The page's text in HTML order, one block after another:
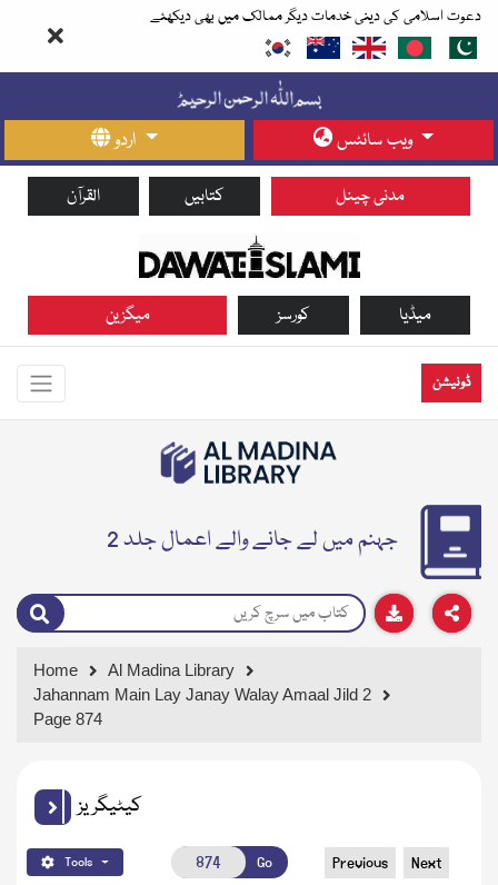
دعوت اسلامی کی دینی خدمات دیگر ممالک میں بھی دیکھئے
اردو ویب سائٹس
القرآن کتابیں مدنی چینل
میگزین کورسز میڈیا
ڈونیشن
جہنم میں لے جانے والے اعمال جلد 2
Home
Al Madina Library
Jahannam Main Lay Janay Walay Amaal Jild 2
Page 874
کیٹیگریز
Tools Go Previous Next